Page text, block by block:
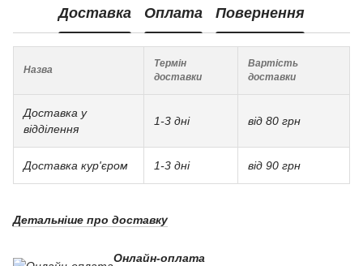
Доставка Оплата Повернення
Назва
Термін
доставки
Вартість
доставки
Доставка у
відділення
1-3 дні від 80 грн
Доставка кур'єром 1-3 дні від 90 грн
Детальніше про доставку
Онлайн-оплата